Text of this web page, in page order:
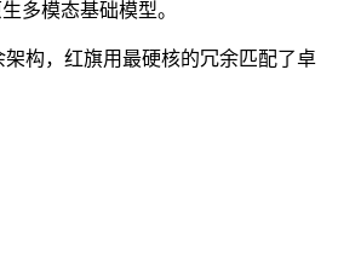
多模态基础模型。
构，红旗用最硬核的冗余匹配了卓